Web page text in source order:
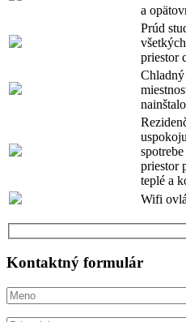
a
Prúd
priestor
Chladný
priestor
teplé a
Wifi
Kontaktný formulár